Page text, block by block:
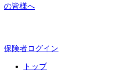
の皆様へ
保険者ログイン
トップ